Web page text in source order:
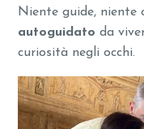
Niente guide, niente
autoguidato da
curiosità negli occhi.